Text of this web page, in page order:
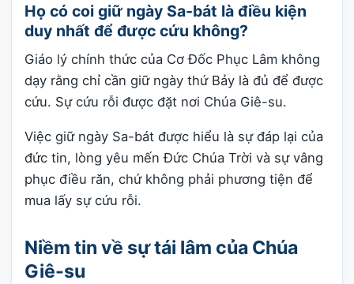
Họ có coi giữ ngày Sa-bát là điều kiện
duy nhất để được cứu không?
Giáo lý chính thức của Cơ Đốc Phục Lâm không
dạy rằng chỉ cần giữ ngày thứ Bảy là đủ để được
cứu. Sự cứu rỗi được đặt nơi Chúa Giê-su.
Việc giữ ngày Sa-bát được hiểu là sự đáp lại của
đức tin, lòng yêu mến Đức Chúa Trời và sự vâng
phục điều răn, chứ không phải phương tiện để
mua lấy sự cứu rỗi.
Niềm tin về sự tái lâm của Chúa
Giê-su